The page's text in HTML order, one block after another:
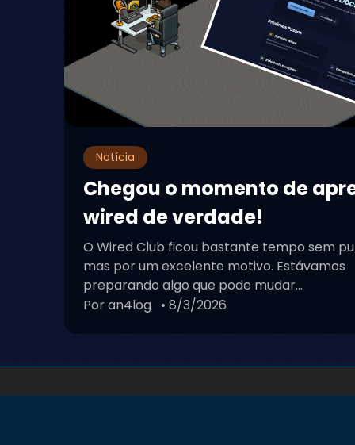
Notícia
Chegou o momento de
wired de verdade!
O Wired Club ficou bastante tempo sem
mas por um excelente motivo. Estávamos
preparando algo que pode mudar...
Por an4log • 8/3/2026